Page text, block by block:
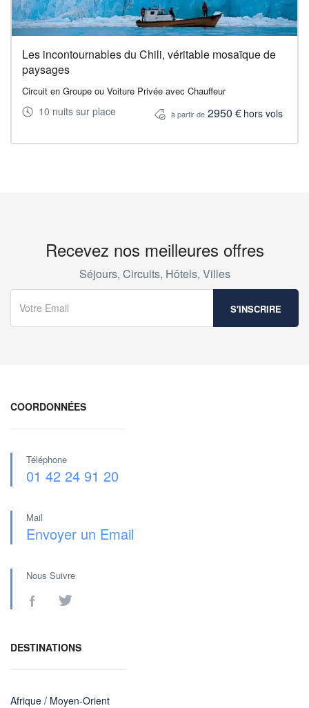
Les incontournables du Chili, véritable mosaïque de
paysages
Circuit en Groupe ou Voiture Privée avec Chauffeur
10 nuits sur place à partir de 2950 € hors vols
Recevez nos meilleures offres
Séjours, Circuits, Hôtels, Villes
COORDONNÉES
Téléphone
01 42 24 91 20
Mail
Envoyer un Email
Nous Suivre
DESTINATIONS
Afrique / Moyen-Orient